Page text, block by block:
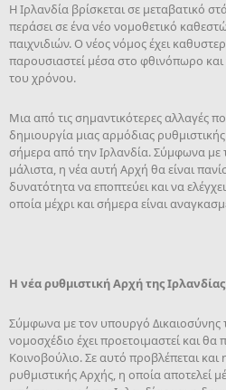
Η Ιρλανδία βρίσκεται σε μεταβατικό
περάσει σε ένα νέο νομοθετικό
παιχνιδιών. Ο νέος νόμος έχει
παρουσιαστεί μέσα στο φθινόπωρο και
του χρόνου.
Μια από τις σημαντικότερες αλλαγές
δημιουργία μιας αρμόδιας
σήμερα από την Ιρλανδία. Σύμφωνα
μάλιστα, η νέα αυτή Αρχή θα είναι
δυνατότητα να εποπτεύει και να
οποία μέχρι και σήμερα είναι
Η νέα ρυθμιστική Αρχή της Ιρλανδίας
Σύμφωνα με τον υπουργό Δικαιοσύνης
νομοσχέδιο έχει προετοιμαστεί και
Κοινοβούλιο. Σε αυτό προβλέπεται
ρυθμιστικής Αρχής, η οποία αποτελεί